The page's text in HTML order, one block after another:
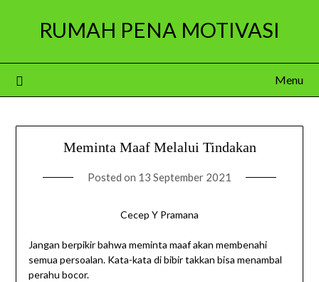
RUMAH PENA MOTIVASI
Menu
Meminta Maaf Melalui Tindakan
Posted on 13 September 2021
Cecep Y Pramana
Jangan berpikir bahwa meminta maaf akan membenahi
semua persoalan. Kata-kata di bibir takkan bisa menambal
perahu bocor.